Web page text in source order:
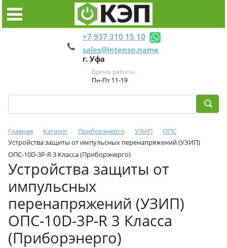
+7 937 310 15 10
sales@intenso.name
г. Уфа
Время работы:
Пн-Пт 11-19
Главная Каталог Приборэнерго УЗИП
ОПС
Устройства защиты от импульсных перенапряжений (УЗИП)
ОПС-10D-3Р-R 3 Класса (Приборэнерго)
Устройства защиты от
импульсных
перенапряжений (УЗИП)
ОПС-10D-3Р-R 3 Класса
(Приборэнерго)